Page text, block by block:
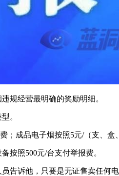
规经营最明确的奖励明细。
。
；成品电子烟按照5元/（支、
按照500元/台支付举报费。
告诉他，只要是无证售卖任何